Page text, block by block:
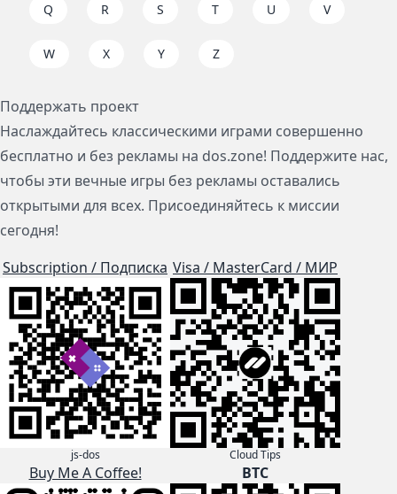
Q R S T U V
W X Y Z
Поддержать проект
Наслаждайтесь классическими играми совершенно
бесплатно и без рекламы на dos.zone! Поддержите нас,
чтобы эти вечные игры без рекламы оставались
открытыми для всех. Присоединяйтесь к миссии
сегодня!
Subscription / Подписка
js-dos
Visa / MasterCard / МИР
Cloud Tips
Buy Me A Coffee! BTC